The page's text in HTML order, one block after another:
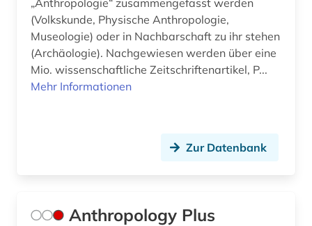
heiliger (1)
hellenismus (1)
hethitisch (1)
hochkulturen (1)
„Anthropologie“ zusammengefasst werden
(Volkskunde, Physische Anthropologie,
Museologie) oder in Nachbarschaft zu ihr stehen
(Archäologie). Nachgewiesen werden über eine
Mio. wissenschaftliche Zeitschriftenartikel, P...
Mehr Informationen
Zur Datenbank
Anthropology Plus